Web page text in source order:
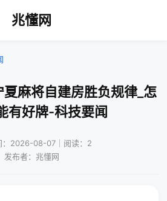
兆懂网
麻将自建房胜负规律_怎
有好牌-科技要闻
：2026-08-07｜阅读：2
发布者：兆懂网